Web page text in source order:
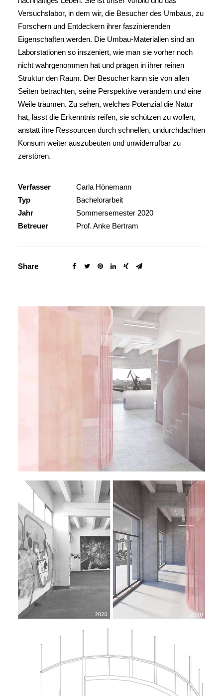
Versuchslabor, in dem wir, die Besucher des Umbaus, zu
Forschern und Entdeckern ihrer faszinierenden
Eigenschaften werden. Die Umbau-Materialien sind an
Laborstationen so inszeniert, wie man sie vorher noch
nicht wahrgenommen hat und prägen in ihrer reinen
Struktur den Raum. Der Besucher kann sie von allen
Seiten betrachten, seine Perspektive verändern und eine
Weile träumen. Zu sehen, welches Potenzial die Natur
hat, lässt die Erkenntnis reifen, sie schützen zu wollen,
anstatt ihre Ressourcen durch schnellen, undurchdachten
Konsum weiter auszubeuten und unwiderrufbar zu
zerstören.
Verfasser
Carla Hönemann
Typ
Bachelorarbeit
Jahr
Sommersemester 2020
Betreuer
Prof. Anke Bertram
Share